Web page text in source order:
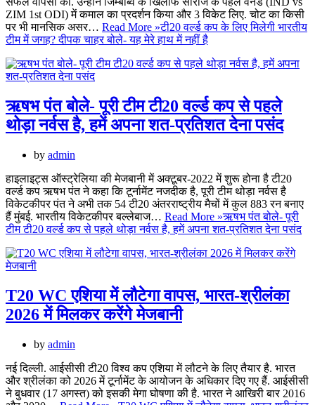
ZIM 1st ODI) में कमाल का प्रदर्शन किया और 3 विकेट लिए. चोट का किसी
पर भी मानसिक असर… Read More »टी20 वर्ल्ड कप के लिए मिलेगी भारतीय
टीम में जगह? दीपक चाहर बोले- यह मेरे हाथ में नहीं है
ऋषभ पंत बोले- पूरी टीम टी20 वर्ल्ड कप से पहले
थोड़ा नर्वस है, हमें अपना शत-प्रतिशत देना पसंद
by admin
हाइलाइट्स ऑस्ट्रेलिया की मेजबानी में अक्टूबर-2022 में शुरू होना है टी20
वर्ल्ड कप ऋषभ पंत ने कहा कि टूर्नामेंट नजदीक है, पूरी टीम थोड़ा नर्वस है
विकेटकीपर पंत ने अभी तक 54 टी20 अंतरराष्ट्रीय मैचों में कुल 883 रन बनाए
हैं मुंबई. भारतीय विकेटकीपर बल्लेबाज… Read More »ऋषभ पंत बोले- पूरी
टीम टी20 वर्ल्ड कप से पहले थोड़ा नर्वस है, हमें अपना शत-प्रतिशत देना पसंद
T20 WC एशिया में लौटेगा वापस, भारत-श्रीलंका
2026 में मिलकर करेंगे मेजबानी
by admin
नई दिल्ली. आईसीसी टी20 विश्व कप एशिया में लौटने के लिए तैयार है. भारत
और श्रीलंका को 2026 में टूर्नामेंट के आयोजन के अधिकार दिए गए हैं. आईसीसी
ने बुधवार (17 अगस्त) को इसकी मेगा घोषणा की है. भारत ने आखिरी बार 2016